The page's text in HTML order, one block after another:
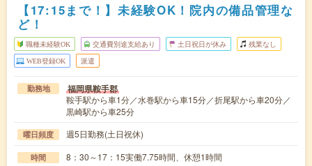
【17:15まで！】未経験OK！院内の備品管理な
ど！
職種未経験OK 交通費別途支給あり 土日祝日が休み 残業なし
WEB登録OK 派遣
勤務地 福岡県鞍手郡
鞍手駅から車1分／水巻駅から車15分／折尾駅から車20分／
黒崎駅から車25分
曜日頻度 週5日勤務(土日祝休)
時間 8：30～17：15実働7.75時間、休憩1時間